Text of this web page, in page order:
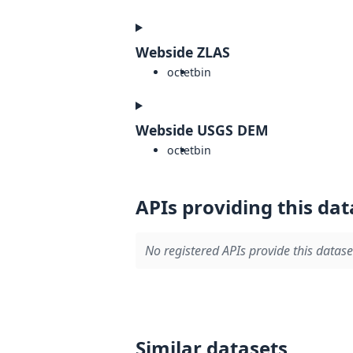
Webside ZLAS
octetbin
Webside USGS DEM
octetbin
APIs providing this
No registered APIs provide this
Similar datasets